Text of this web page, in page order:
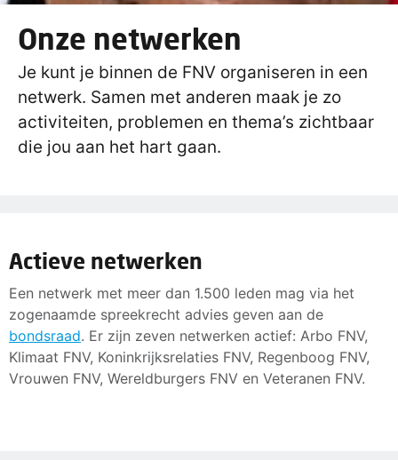
Onze netwerken
Je kunt je binnen de FNV organiseren in een
netwerk. Samen met anderen maak je zo
activiteiten, problemen en thema’s zichtbaar
die jou aan het hart gaan.
Actieve netwerken
Een netwerk met meer dan 1.500 leden mag via het
zogenaamde spreekrecht advies geven aan de
bondsraad. Er zijn zeven netwerken actief: Arbo FNV,
Klimaat FNV, Koninkrijksrelaties FNV, Regenboog FNV,
Vrouwen FNV, Wereldburgers FNV en Veteranen FNV.